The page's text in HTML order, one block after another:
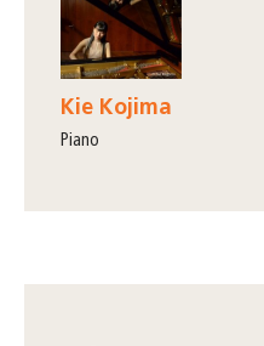
Kie Kojima
piano